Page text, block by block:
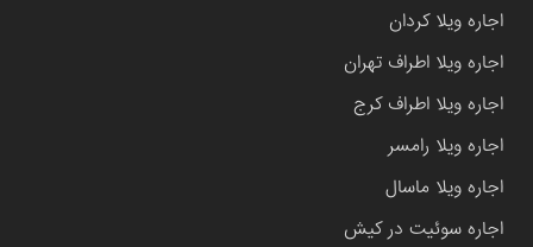
اجاره ویلا کردان
اجاره ویلا اطراف تهران
اجاره ویلا اطراف کرج
اجاره ویلا رامسر
اجاره ویلا ماسال
اجاره سوئیت در کیش